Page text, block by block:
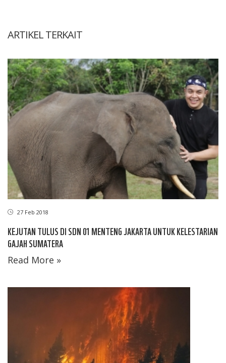
ARTIKEL TERKAIT
27 Feb 2018
KEJUTAN TULUS DI SDN 01 MENTENG JAKARTA UNTUK KELESTARIAN
GAJAH SUMATERA
Read More »